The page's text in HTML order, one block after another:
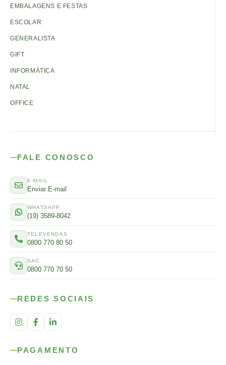
EMBALAGENS E FESTAS
ESCOLAR
GENERALISTA
GIFT
INFORMÁTICA
NATAL
OFFICE
FALE CONOSCO
E-MAIL
Enviar E-mail
WHATSAPP
(19) 3589-8042
TELEVENDAS
0800 770 80 50
SAC
0800 770 70 50
REDES SOCIAIS
PAGAMENTO